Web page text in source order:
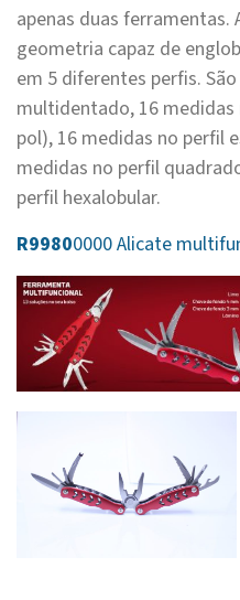
apenas duas ferramentas.
geometria capaz de
em 5 diferentes perfis.
multidentado, 16
pol), 16 medidas no perfil
medidas no perfil
perfil hexalobular.
R99800000 Alicate